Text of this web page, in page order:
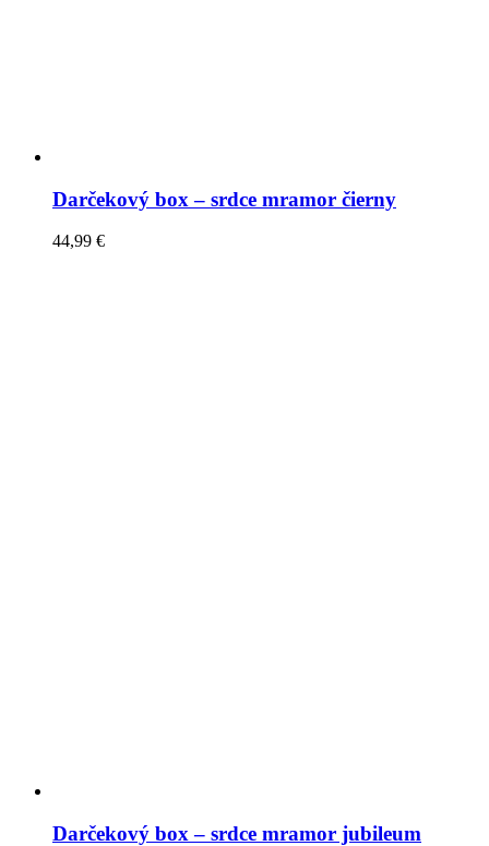
Darčekový box – srdce mramor čierny
44,99 €
Darčekový box – srdce mramor jubileum